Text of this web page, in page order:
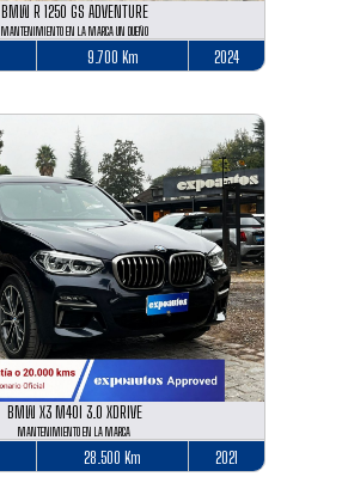
BMW R 1250 GS ADVENTURE
MANTENIMIENTO EN LA MARCA UN DUEÑO
9.700 Km 2024
BMW X3 M40I 3.0 XDRIVE
MANTENIMIENTO EN LA MARCA
28.500 Km 2021